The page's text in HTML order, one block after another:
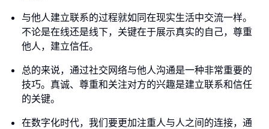
与他人建立联系的过程就如同在现实生活中交流一样。
不论是在线还是线下，关键在于展示真实的自己，尊重
他人，建立信任。
总的来说，通过社交网络与他人沟通是一种非常重要的
技巧。真诚、尊重和关注对方的兴趣是建立联系和信任
的关键。
在数字化时代，我们要更加注重人与人之间的连接，通